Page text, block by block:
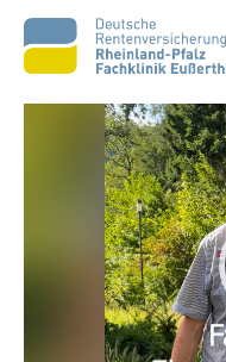
Unsere Klinik
Unsere Angebote
Ihre Rehabilitation